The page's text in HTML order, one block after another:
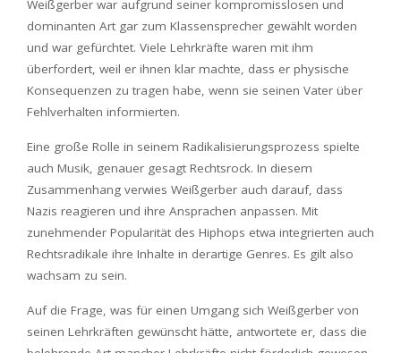
Weißgerber war aufgrund seiner kompromisslosen und
dominanten Art gar zum Klassensprecher gewählt worden
und war gefürchtet. Viele Lehrkräfte waren mit ihm
überfordert, weil er ihnen klar machte, dass er physische
Konsequenzen zu tragen habe, wenn sie seinen Vater über
Fehlverhalten informierten.
Eine große Rolle in seinem Radikalisierungsprozess spielte
auch Musik, genauer gesagt Rechtsrock. In diesem
Zusammenhang verwies Weißgerber auch darauf, dass
Nazis reagieren und ihre Ansprachen anpassen. Mit
zunehmender Popularität des Hiphops etwa integrierten auch
Rechtsradikale ihre Inhalte in derartige Genres. Es gilt also
wachsam zu sein.
Auf die Frage, was für einen Umgang sich Weißgerber von
seinen Lehrkräften gewünscht hätte, antwortete er, dass die